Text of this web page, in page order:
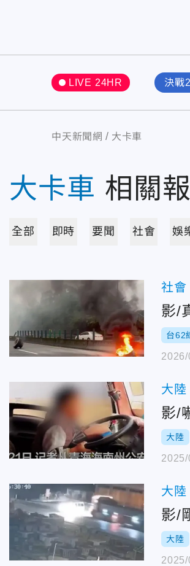
LIVE 24HR 決戰
中天新聞網 大卡車
大卡車 相關
全部 即時 要聞 社會 娛
社會
影/
台62
2026/
大陸
影/
大陸
大陸
影/
大陸